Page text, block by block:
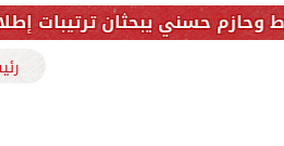
ترتيبات إطلاق أولى